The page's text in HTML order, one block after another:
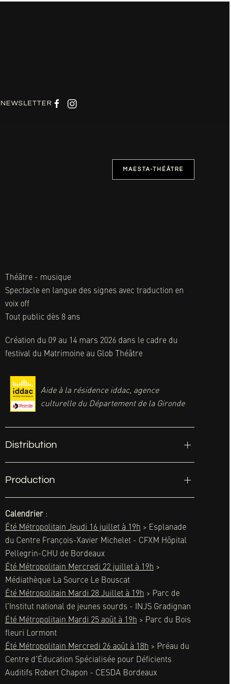
NEWSLETTER
MAESTA-THÉÂTRE
Théâtre - musique
Spectacle en langue des signes avec traduction en
voix off
Tout public dès 8 ans
Création du 09 au 14 mars 2026 dans le cadre du
festival du Matrimoine au Glob Théâtre
Aide à la résidence iddac, agence
culturelle du Département de la Gironde
Distribution
Production
Calendrier:
Été Métropolitain Jeudi 16 juillet à 19h > Esplanade
du Centre François-Xavier Michelet - CFXM Hôpital
Pellegrin-CHU de Bordeaux
Été Métropolitain Mercredi 22 juillet à 19h >
Médiathèque La Source Le Bouscat
Été Métropolitain Mardi 28 Juillet à 19h > Parc de
l’Institut national de jeunes sourds - INJS Gradignan
Été Métropolitain Mardi 25 août à 19h > Parc du Bois
fleuri Lormont
Été Métropolitain Mercredi 26 août à 18h > Préau du
Centre d’Éducation Spécialisée pour Déficients
Auditifs Robert Chapon - CESDA Bordeaux